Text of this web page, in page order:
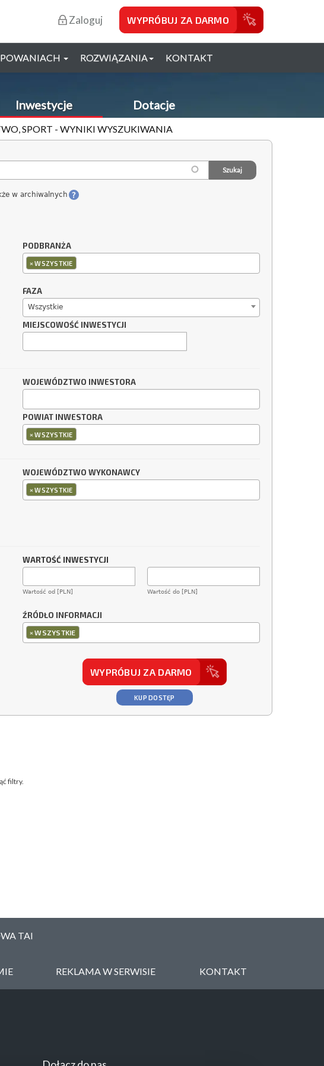
Zaloguj WYPRÓBUJ ZA DARMO
ROZWIĄZANIA KONTAKT
Inwestycje Dotacje
SPORT - WYNIKI WYSZUKIWANIA
w archiwalnych
PODBRANŻA
×WSZYSTKIE
FAZA
Wszystkie
MIEJSCOWOŚĆ INWESTYCJI
WOJEWÓDZTWO INWESTORA
POWIAT INWESTORA
×WSZYSTKIE
WOJEWÓDZTWO WYKONAWCY
×WSZYSTKIE
WARTOŚĆ INWESTYCJI
Wartość od [PLN] Wartość do [PLN]
ŹRÓDŁO INFORMACJI
×WSZYSTKIE
WYPRÓBUJ ZA DARMO
KUP DOSTĘP
filtry.
TAI
REKLAMA W SERWISIE KONTAKT